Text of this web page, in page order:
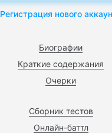
Биографии
Краткие содержания
Очерки
Сборник тестов
Онлайн-баттл
Регистрация нового